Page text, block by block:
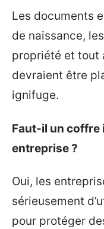
Les documents
de naissance,
propriété et tout
devraient être
ignifuge.
Faut-il un coffre
entreprise ?
Oui, les
sérieusement
pour protéger